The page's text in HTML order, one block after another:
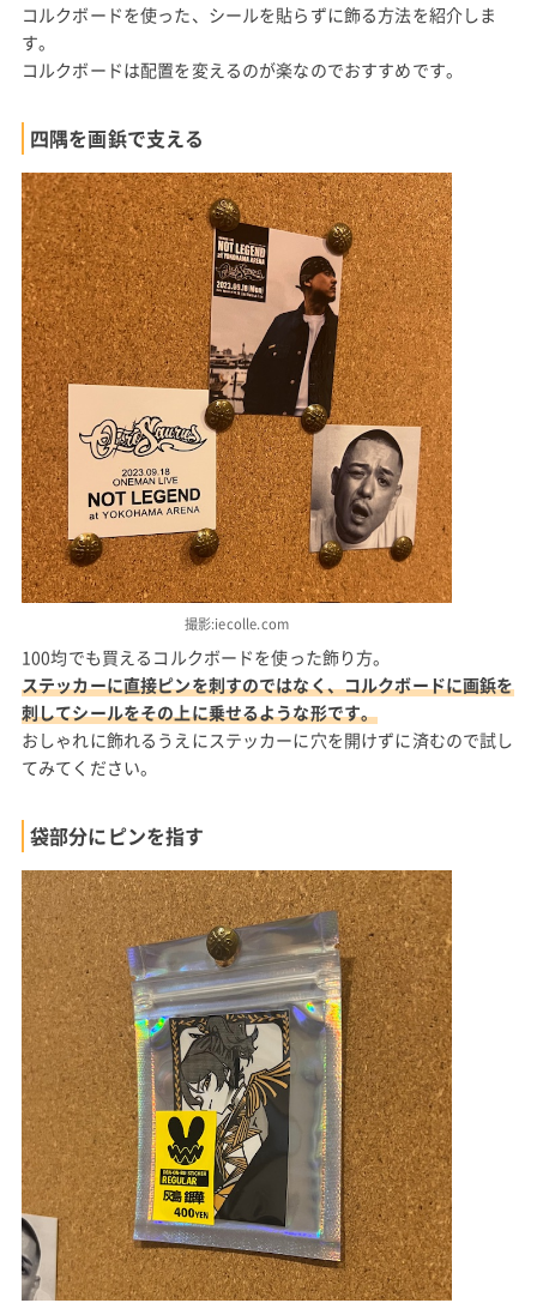
コルクボードを使った、シールを貼らずに飾る方法を紹介しま
す。
コルクボードは配置を変えるのが楽なのでおすすめです。
四隅を画鋲で支える
撮影:iecolle.com
100均でも買えるコルクボードを使った飾り方。
ステッカーに直接ピンを刺すのではなく、コルクボードに画鋲を
刺してシールをその上に乗せるような形です。
おしゃれに飾れるうえにステッカーに穴を開けずに済むので試し
てみてください。
袋部分にピンを指す